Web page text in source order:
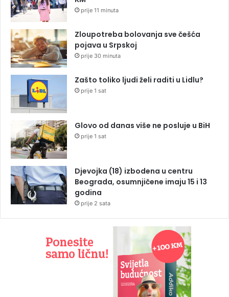
prije 11 minuta
Zloupotreba bolovanja sve češća
pojava u Srpskoj
prije 30 minuta
Zašto toliko ljudi želi raditi u Lidlu?
prije 1 sat
Glovo od danas više ne posluje u BiH
prije 1 sat
Djevojka (18) izbodena u centru
Beograda, osumnjičene imaju 15 i 13
godina
prije 2 sata